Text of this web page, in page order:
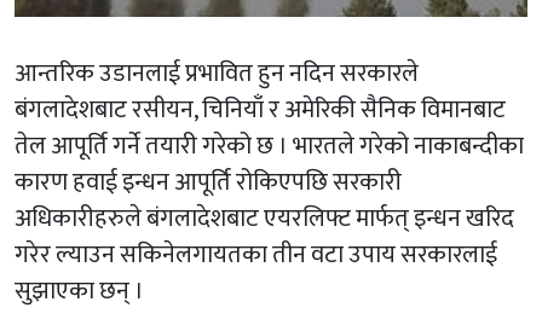
आन्तरिक उडानलाई प्रभावित हुन नदिन सरकारले
बंगलादेशबाट रसीयन, चिनियाँ र अमेरिकी सैनिक विमानबाट
तेल आपूर्ति गर्ने तयारी गरेको छ । भारतले गरेको नाकाबन्दीका
कारण हवाई इन्धन आपूर्ति रोकिएपछि सरकारी
अधिकारीहरुले बंगलादेशबाट एयरलिफ्ट मार्फत् इन्धन खरिद
गरेर ल्याउन सकिनेलगायतका तीन वटा उपाय सरकारलाई
सुझाएका छन् ।